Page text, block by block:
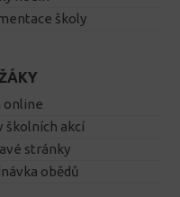
školy
online
školních akcí
stránky
obědů